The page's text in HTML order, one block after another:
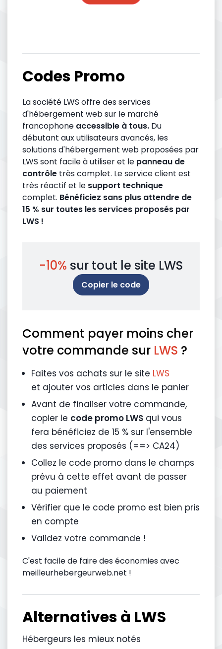
Codes Promo
La société LWS offre des services
d'hébergement web sur le marché
francophone accessible à tous. Du
débutant aux utilisateurs avancés, les
solutions d'hébergement web proposées par
LWS sont facile à utiliser et le panneau de
contrôle très complet. Le service client est
très réactif et le support technique
complet. Bénéficiez sans plus attendre de
15 % sur toutes les services proposés par
LWS !
-10% sur tout le site LWS
Copier le code
Comment payer moins cher
votre commande sur LWS ?
Faites vos achats sur le site LWS
et ajouter vos articles dans le panier
Avant de finaliser votre commande,
copier le code promo LWS qui vous
fera bénéficiez de 15 % sur l'ensemble
des services proposés (==> CA24)
Collez le code promo dans le champs
prévu à cette effet avant de passer
au paiement
Vérifier que le code promo est bien pris
en compte
Validez votre commande !
C'est facile de faire des économies avec
meilleurhebergeurweb.net !
Alternatives à LWS
Hébergeurs les mieux notés